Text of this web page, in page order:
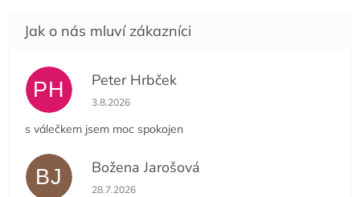
PH Peter Hrbček
Hodnocení obchodu je 5 z 5 hvězdiček.
3.8.2026
s válečkem jsem moc spokojen
BJ Božena Jarošová
Hodnocení obchodu je 5 z 5 hvězdiček.
28.7.2026